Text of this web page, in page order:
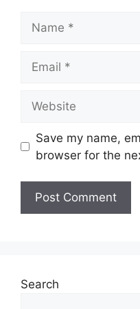
Save my name,
browser for the
Search